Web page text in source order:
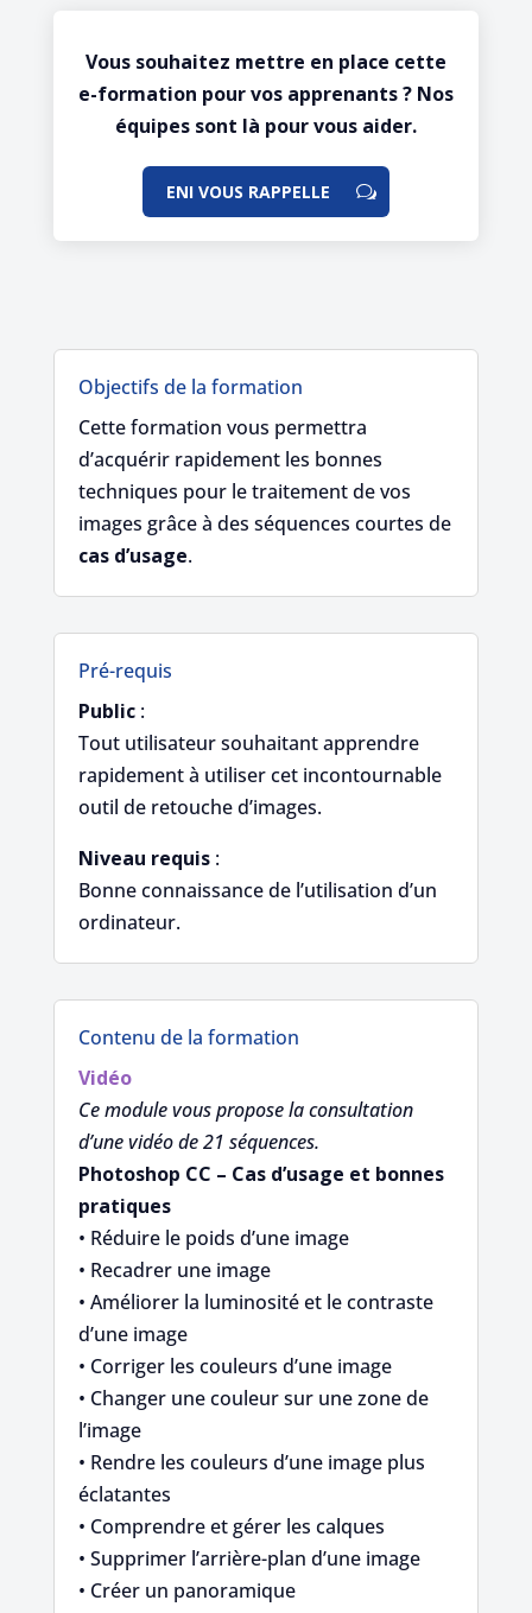
Vous souhaitez mettre en place cette
e-formation pour vos apprenants ? Nos
équipes sont là pour vous aider.
ENI VOUS RAPPELLE
Objectifs de la formation
Cette formation vous permettra
d’acquérir rapidement les bonnes
techniques pour le traitement de vos
images grâce à des séquences courtes de
cas d’usage.
Pré-requis
Public:
Tout utilisateur souhaitant apprendre
rapidement à utiliser cet incontournable
outil de retouche d’images.
Niveau requis:
Bonne connaissance de l’utilisation d’un
ordinateur.
Contenu de la formation
Vidéo
Ce module vous propose la consultation
d’une vidéo de 21 séquences.
Photoshop CC – Cas d’usage et bonnes
pratiques
• Réduire le poids d’une image
• Recadrer une image
• Améliorer la luminosité et le contraste
d’une image
• Corriger les couleurs d’une image
• Changer une couleur sur une zone de
l’image
• Rendre les couleurs d’une image plus
éclatantes
• Comprendre et gérer les calques
• Supprimer l’arrière-plan d’une image
• Créer un panoramique